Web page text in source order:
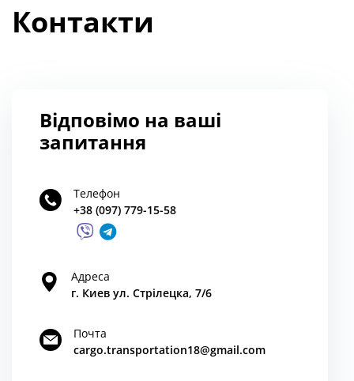
Контакти
Відповімо на ваші
запитання
Телефон
+38 (097) 779-15-58
Адреса
г. Киев ул. Стрілецка, 7/6
Почта
cargo.transportation18@gmail.com